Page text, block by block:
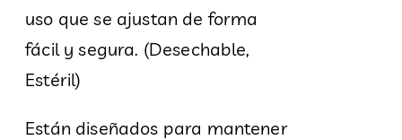
uso que se ajustan de forma
fácil y segura. (Desechable,
Estéril)
Están diseñados para mantener